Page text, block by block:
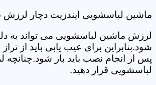
ماشین لباسشویی ایندزیت دچار
لرزش ماشین لباسشویی می تواند به
شود.بنابراین برای عیب یابی باید از
پس از انجام نصب باید باز
لباسشویی قرار دهید.